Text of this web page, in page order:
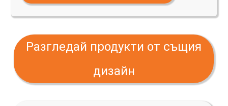
Разгледай продукти от същия
дизайн